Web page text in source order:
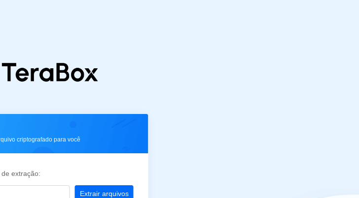
criptografado para você
extração:
Extrair arquivos